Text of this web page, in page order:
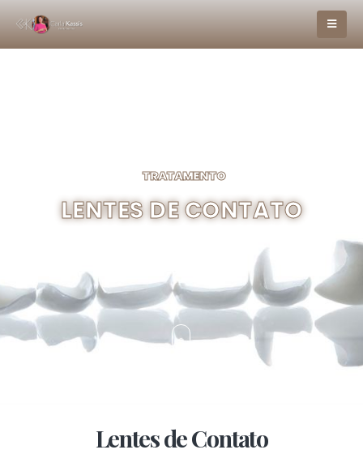
TRATAMENTO
LENTES DE CONTATO
Lentes de Contato